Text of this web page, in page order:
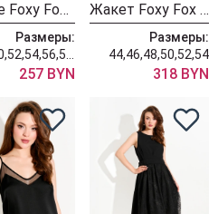
Платье Foxy Fox 1701
Размеры:
257 BYN
Жакет Foxy Fox 1699
Размеры:
44,46,48,50,52,54
318 BYN